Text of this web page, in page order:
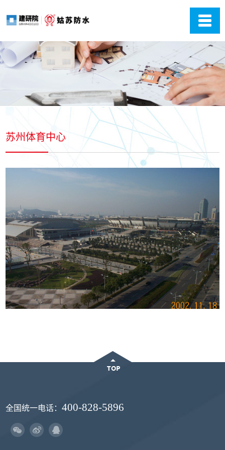
苏州体育中心
全国统一电话：400-828-5896